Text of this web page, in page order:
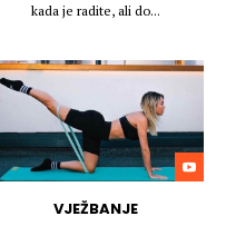
kada je radite, ali do...
VJEŽBANJE